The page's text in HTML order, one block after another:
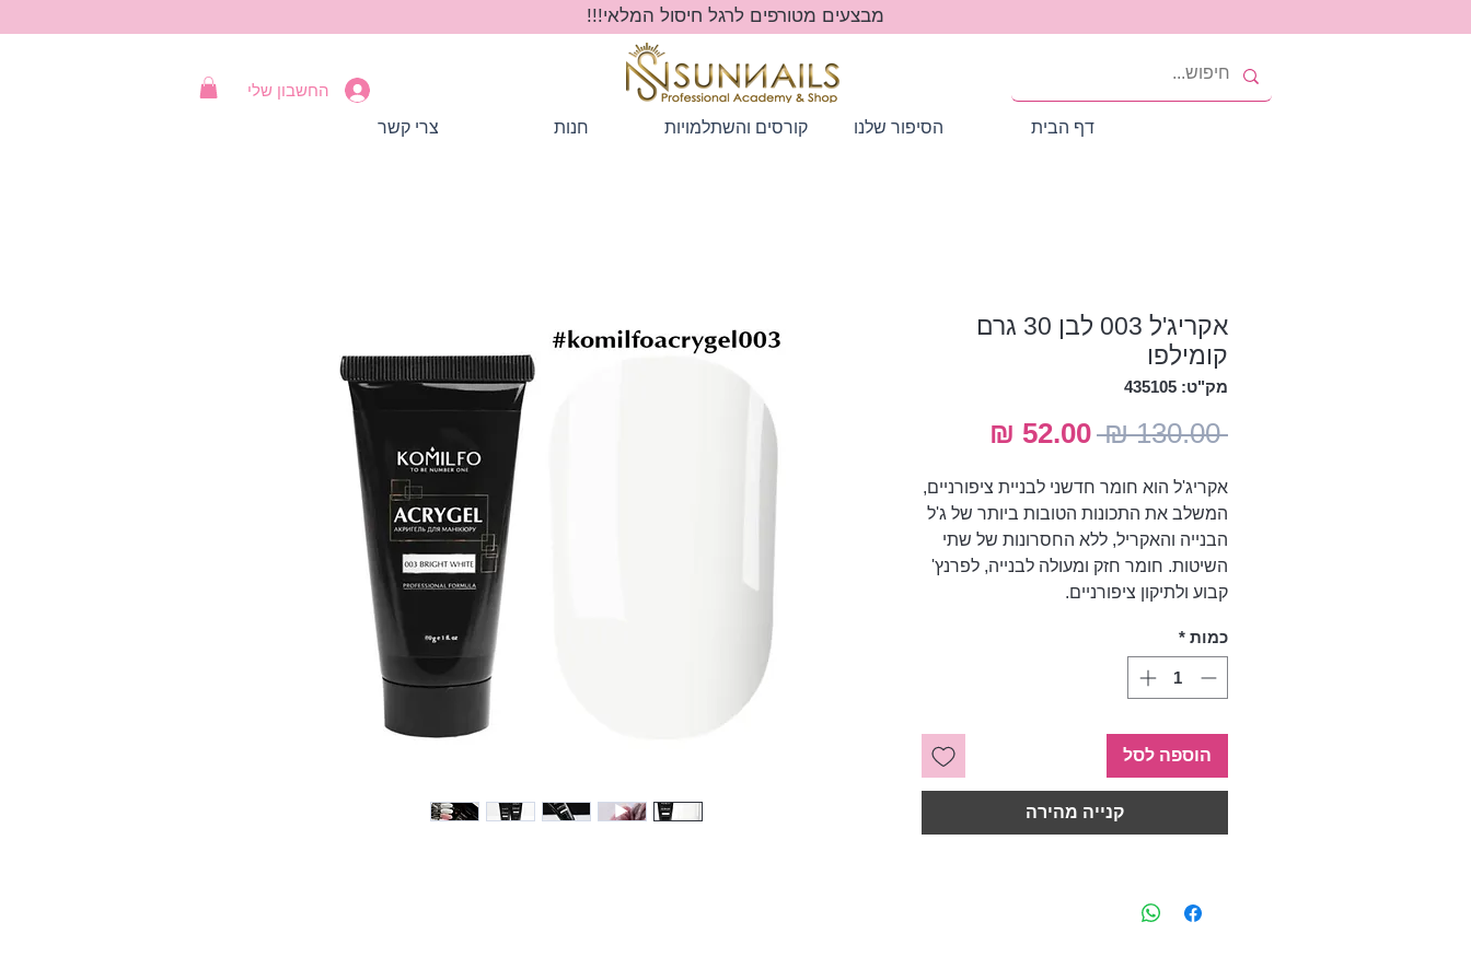
מבצעים מטורפים לרגל חיסול המלאי!!!
החשבון שלי
צרי קשר חנות קורסים והשתלמויות הסיפור שלנו דף הבית
אקריג'ל 003 לבן 30 גרם
קומילפו
מק"ט: 435105
‏130.00 ‏₪
מחיר
אקריג'ל הוא חומר חדשני לבניית ציפורניים,
המשלב את התכונות הטובות ביותר של ג'ל
הבנייה והאקריל, ללא החסרונות של שתי
השיטות. חומר חזק ומעולה לבנייה, לפרנץ'
קבוע ולתיקון ציפורניים.
כמות *
הוספה לסל
קנייה מהירה